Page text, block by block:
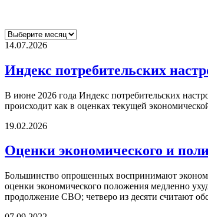
14.07.2026
Индекс потребительских
В июне 2026 года Индекс потребительских
происходит как в оценках текущей
19.02.2026
Оценки экономического и
Большинство опрошенных воспринимают
оценки экономического положения медленно
продолжение СВО; четверо из десяти считают